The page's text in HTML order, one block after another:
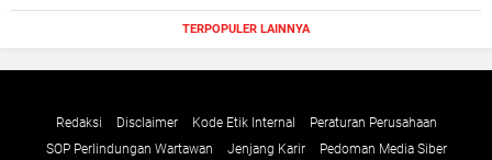
TERPOPULER LAINNYA
Redaksi Disclaimer Kode Etik Internal
Peraturan Perusahaan
SOP Perlindungan Wartawan
Jenjang Karir Pedoman Media Siber